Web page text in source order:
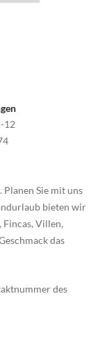
12
Sie mit uns
bieten wir
Fincas, Villen,
das
des